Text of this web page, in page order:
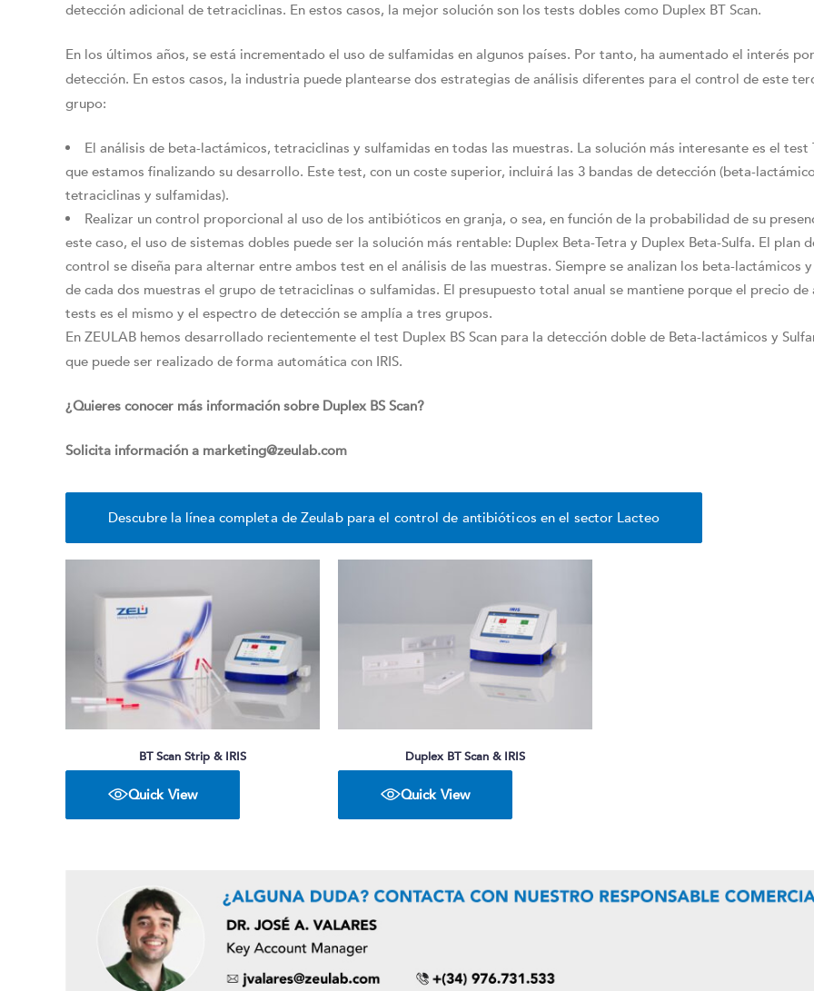
detección adicional de tetraciclinas. En estos casos, la mejor solución son los tests dobles como Duplex BT Scan.
En los últimos años, se está incrementado el uso de sulfamidas en algunos países. Por tanto, ha aumentado el interés
detección. En estos casos, la industria puede plantearse dos estrategias de análisis diferentes para el control de este
grupo:
El análisis de beta-lactámicos, tetraciclinas y sulfamidas en todas las muestras. La solución más interesante es el test
que estamos finalizando su desarrollo. Este test, con un coste superior, incluirá las 3 bandas de detección (beta-
tetraciclinas y sulfamidas).
Realizar un control proporcional al uso de los antibióticos en granja, o sea, en función de la probabilidad de su
este caso, el uso de sistemas dobles puede ser la solución más rentable: Duplex Beta-Tetra y Duplex Beta-Sulfa. El plan
control se diseña para alternar entre ambos test en el análisis de las muestras. Siempre se analizan los beta-lactámicos y
de cada dos muestras el grupo de tetraciclinas o sulfamidas. El presupuesto total anual se mantiene porque el precio de
tests es el mismo y el espectro de detección se amplía a tres grupos.
En ZEULAB hemos desarrollado recientemente el test Duplex BS Scan para la detección doble de Beta-lactámicos y
que puede ser realizado de forma automática con IRIS.
¿Quieres conocer más información sobre Duplex BS Scan?
Solicita información a marketing@zeulab.com
Descubre la línea completa de Zeulab para el control de antibióticos en el sector Lacteo
BT Scan Strip & IRIS
Quick View
Duplex BT Scan & IRIS
Quick View